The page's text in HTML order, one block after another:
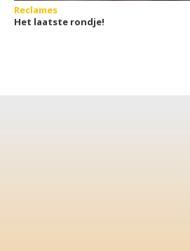
Reclames
Het laatste rondje!